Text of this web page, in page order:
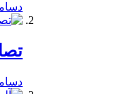
دسامبر 24,
دسامبر 24,